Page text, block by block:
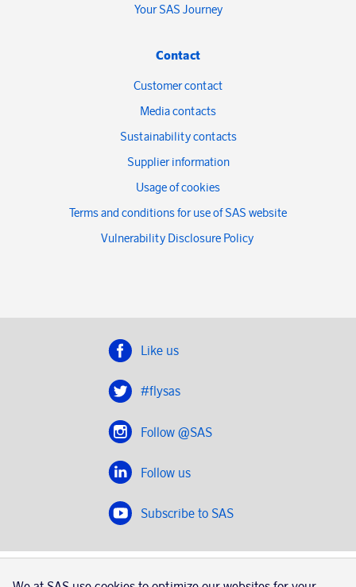
Your SAS Journey
Contact
Customer contact
Media contacts
Sustainability contacts
Supplier information
Usage of cookies
Terms and conditions for use of SAS website
Vulnerability Disclosure Policy
Like us
#flysas
Follow @SAS
Follow us
Subscribe to SAS